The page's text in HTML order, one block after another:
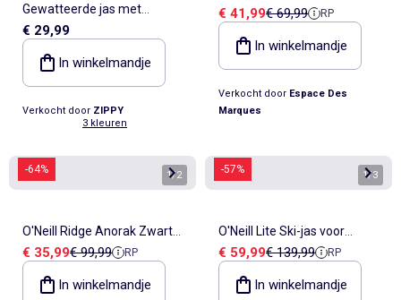
Gewatteerde jas met
capuchon en voering van
polarfleece
€ 29,99
In winkelmandje
Verkocht door ZIPPY
3 kleuren
Donkerblauw
Verkoopprijs
€ 41,99Referentieprijs
€ 69,99 RP
In winkelmandje
Verkocht door Espace Des
Marques
-64% 1/2
O'Neill Ridge Anorak Zwarte
Meisjesjas
Verkoopprijs
€ 35,99Referentieprijs
€ 99,99 RP
In winkelmandje
-57% 1/3
O'Neill Lite Ski-jas voor
Meisjes - Lichtblauw
Verkoopprijs
€ 59,99Referentieprijs
€ 139,99 RP
In winkelmandje